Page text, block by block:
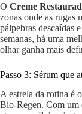
O Creme
zonas onde as rugas
pálpebras descaídas
semanas, há uma
olhar ganha mais
Passo 3: Sérum que
A estrela da rotina é o
Bio-Regen. Com um